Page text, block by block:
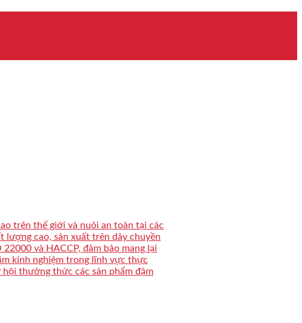
trên thế giới và nuôi an toàn tại các
lượng cao, sản xuất trên dây chuyền
và HACCP, đảm bảo mang lại
kinh nghiệm trong lĩnh vực thực
thưởng thức các sản phẩm đậm